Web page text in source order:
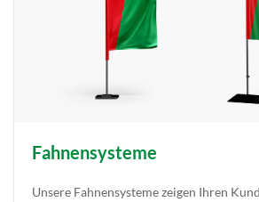
Fahnensysteme
Unsere Fahnensysteme zeigen Ihren